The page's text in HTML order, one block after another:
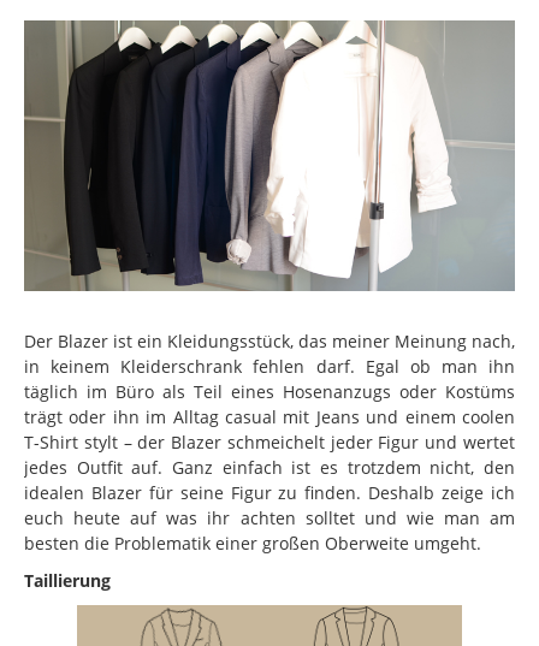
Der Blazer ist ein Kleidungsstück, das meiner Meinung nach,
in keinem Kleiderschrank fehlen darf. Egal ob man ihn
täglich im Büro als Teil eines Hosenanzugs oder Kostüms
trägt oder ihn im Alltag casual mit Jeans und einem coolen
T-Shirt stylt – der Blazer schmeichelt jeder Figur und wertet
jedes Outfit auf. Ganz einfach ist es trotzdem nicht, den
idealen Blazer für seine Figur zu finden. Deshalb zeige ich
euch heute auf was ihr achten solltet und wie man am
besten die Problematik einer großen Oberweite umgeht.
Taillierung